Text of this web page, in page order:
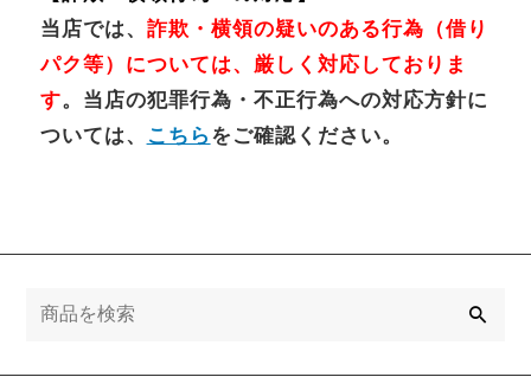
当店では、 詐欺・横領の疑いのある行為（借り
パク等）については、厳しく対応しておりま
す。当店の犯罪行為・不正行為への対応方針に
ついては、
こちら をご確認ください。